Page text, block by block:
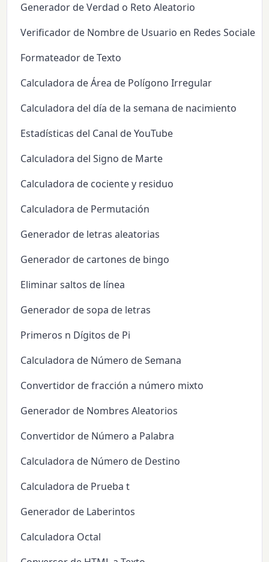
Generador de Verdad o Reto Aleatorio
Verificador de Nombre de Usuario en Redes Sociales
Formateador de Texto
Calculadora de Área de Polígono Irregular
Calculadora del día de la semana de nacimiento
Estadísticas del Canal de YouTube
Calculadora del Signo de Marte
Calculadora de cociente y residuo
Calculadora de Permutación
Generador de letras aleatorias
Generador de cartones de bingo
Eliminar saltos de línea
Generador de sopa de letras
Primeros n Dígitos de Pi
Calculadora de Número de Semana
Convertidor de fracción a número mixto
Generador de Nombres Aleatorios
Convertidor de Número a Palabra
Calculadora de Número de Destino
Calculadora de Prueba t
Generador de Laberintos
Calculadora Octal